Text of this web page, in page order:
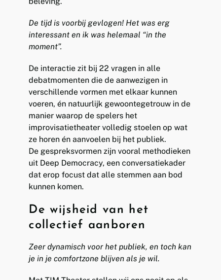
De tijd is voorbij gevlogen! Het was erg
interessant en ik was helemaal “in the
moment”.
De interactie zit bij 22 vragen in alle
debatmomenten die de aanwezigen in
verschillende vormen met elkaar kunnen
voeren, én natuurlijk gewoontegetrouw in de
manier waarop de spelers het
improvisatietheater volledig stoelen op wat
ze horen én aanvoelen bij het publiek.
De gespreksvormen zijn vooral methodieken
uit Deep Democracy, een conversatiekader
dat erop focust dat alle stemmen aan bod
kunnen komen.
De wijsheid van het
collectief aanboren
Zeer dynamisch voor het publiek, en toch kan
je in je comfortzone blijven als je wil.